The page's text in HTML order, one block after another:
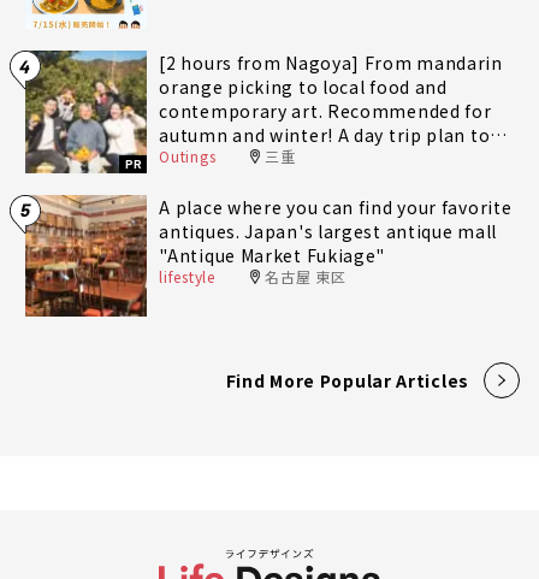
4
PR
[2 hours from Nagoya] From mandarin
orange picking to local food and
contemporary art. Recommended for
autumn and winter! A day trip plan to
fully enjoy Minami-Ise Town
Outings 三重
5
A place where you can find your favorite
antiques. Japan's largest antique mall
"Antique Market Fukiage"
lifestyle 名古屋 東区
Find More Popular Articles